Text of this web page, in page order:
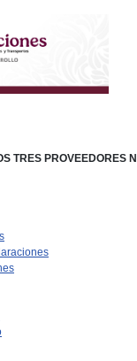
TRES PROVEEDORES